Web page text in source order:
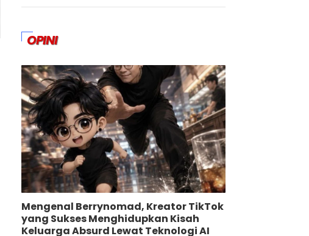
OPINI
Mengenal Berrynomad, Kreator TikTok
yang Sukses Menghidupkan Kisah
Keluarga Absurd Lewat Teknologi AI